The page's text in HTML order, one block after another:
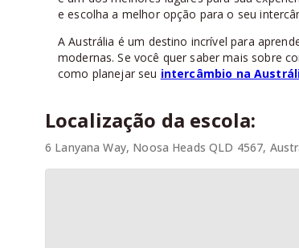
e escolha a melhor opção para o seu
A Austrália é um destino incrível para
modernas. Se você quer saber mais sobre
como planejar seu intercâmbio na
Localização da escola:
6 Lanyana Way, Noosa Heads QLD 4567,